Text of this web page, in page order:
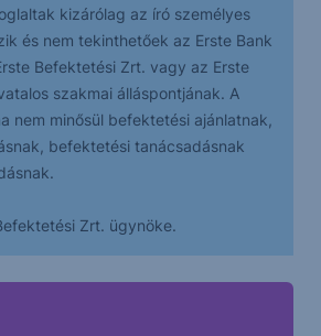
kizárólag az író személyes
és nem tekinthetőek az Erste Bank
Befektetési Zrt. vagy az Erste
szakmai álláspontjának. A
nem minősül befektetési ajánlatnak,
befektetési tanácsadásnak
Zrt. ügynöke.